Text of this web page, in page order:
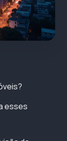
esses